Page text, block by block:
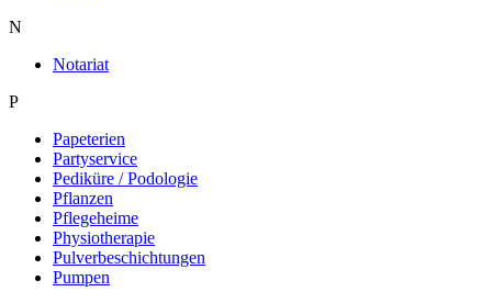
N
Notariat
P
Papeterien
Partyservice
Pediküre / Podologie
Pflanzen
Pflegeheime
Physiotherapie
Pulverbeschichtungen
Pumpen